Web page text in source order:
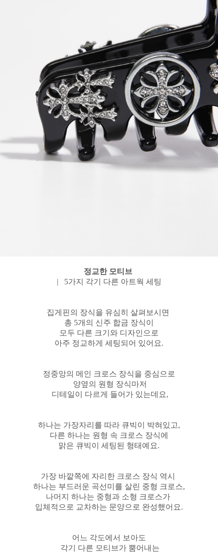
정교한 모티브
| 5가지 각기 다른 아트웍 세팅
집게핀의 장식을 유심히 살펴보시면
총 5개의 신주 합금 장식이
모두 다른 크기와 디자인으로
아주 정교하게 세팅되어 있어요.
정중앙의 메인 크로스 장식을 중심으로
양옆의 원형 장식마저
디테일이 다르게 들어가 있는데요,
하나는 가장자리를 따라 큐빅이 박혀있고,
다른 하나는 원형 속 크로스 장식에
맑은 큐빅이 세팅된 형태예요.
가장 바깥쪽에 자리한 크로스 장식 역시
하나는 부드러운 곡선미를 살린 중형 크로스,
나머지 하나는 중형과 소형 크로스가
입체적으로 교차하는 문양으로 완성했어요.
어느 각도에서 보아도
각기 다른 모티브가 뿜어내는